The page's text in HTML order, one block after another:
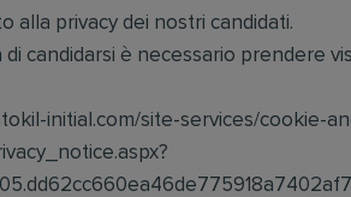
alla privacy dei nostri candidati.
di candidarsi è necessario prendere
initial.com/site-services/cookie-